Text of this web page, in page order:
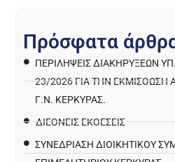
Πρόσφατα άρθρ
ΠΕΡΙΛΉΨΕΙΣ ΔΙΑΚΗΡΎΞΕΩΝ
23/2026 ΓΙΑ ΤΗΝ ΕΚΜΊΣΘΩΣΗ
Γ.Ν. ΚΈΡΚΥΡΑΣ.
ΔΙΕΘΝΕΙΣ ΕΚΘΕΣΕΙΣ
ΣΥΝΕΔΡΙΑΣΗ ΔΙΟΙΚΗΤΙΚΟΥ